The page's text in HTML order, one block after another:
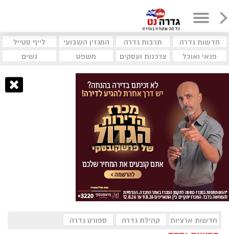
חדשות גדרה תרבות גדרה המגזין השבועי
לייף סטייל
פנאי ואוכל
צרכנות ועסקים משפט נשים
חדשות ארציות קהילת גדרה ספורט גדרה